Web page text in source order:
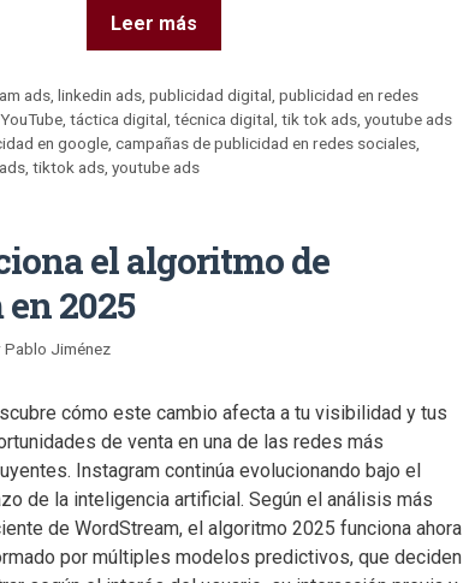
Leer más
ads ,linkedin ads ,publicidad digital ,publicidad en redes
táctica digital técnica digital tik tok ads youtube ads
en google ,campañas de publicidad en redes sociales
tiktok ads youtube ads
el algoritmo de
2025
Pablo Jiménez
cómo este cambio afecta a tu visibilidad y tus
de venta en una de las redes más
Instagram continúa evolucionando bajo el
de la inteligencia artificial. Según el análisis más
de WordStream, el algoritmo 2025 funciona ahora
por múltiples modelos predictivos, que deciden